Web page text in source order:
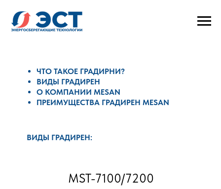
ПРЕИМУЩЕСТВА ГРАДИРЕН MESAN
О КОМПАНИИ MESAN
ВИДЫ ГРАДИРЕН
ЧТО ТАКОЕ ГРАДИРНИ?
ВИДЫ ГРАДИРЕН:
ЦЕНТРОБЕЖНЫЕMST-7100/7200